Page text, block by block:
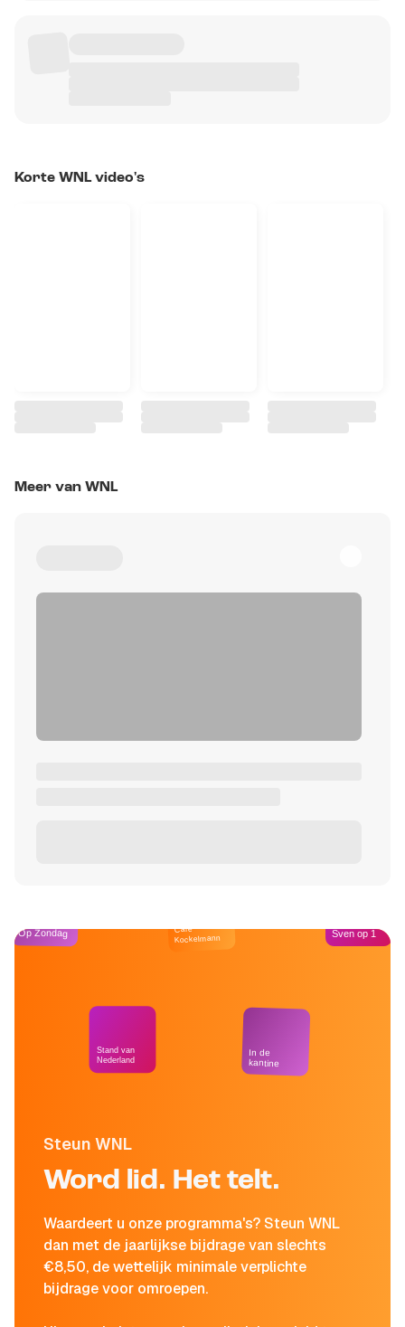
Korte WNL video's
Meer van WNL
Steun WNL
Word lid. Het telt.
Waardeert u onze programma's? Steun WNL
dan met de jaarlijkse bijdrage van slechts
€8,50, de wettelijk minimale verplichte
bijdrage voor omroepen.
Op Zondag
Stand van
Nederland
Café
Kockelmann
In de
kantine
Sven op 1